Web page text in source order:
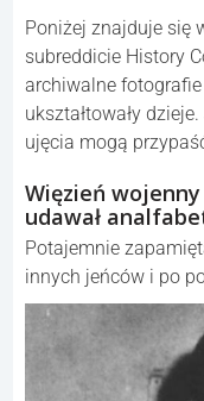
Poniżej znajduje się
subreddicie History
archiwalne
ukształtowały
ujęcia mogą
Więzień
udawał
Potajemnie
innych jeńców i po